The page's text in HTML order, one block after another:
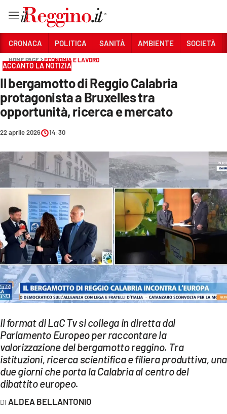
Sezioni
CRONACA
POLITICA
SANITÀ
AMBIENTE
SOCIETÀ
CULTURA
ECONOMIA E LAVORO
EVENTI
SPORT
Streaming
LAC NETWORK
LAC ONAIR
LaC
Network
LACPLAY.IT
CRONACA POLITICA SANITÀ AMBIENTE SOCIETÀ
HOME PAGE ECONOMIA E LAVORO
ACCANTO LA NOTIZIA
Il bergamotto di Reggio Calabria
protagonista a Bruxelles tra
opportunità, ricerca e mercato
22 aprile 2026 14:30
Il format di LaC Tv si collega in diretta dal
Parlamento Europeo per raccontare la
valorizzazione del bergamotto reggino. Tra
istituzioni, ricerca scientifica e filiera produttiva, una
due giorni che porta la Calabria al centro del
dibattito europeo.
ALDEA BELLANTONIO